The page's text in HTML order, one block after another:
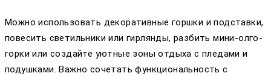
Можно использовать декоративные горшки и подставки,
повесить светильники или гирлянды, разбить мини-олго-
горки или создайте уютные зоны отдыха с пледами и
подушками. Важно сочетать функциональность с